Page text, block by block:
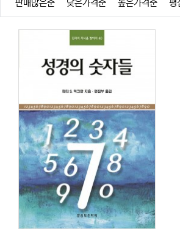
판매많은순 낮은가격순 높은가격순 평